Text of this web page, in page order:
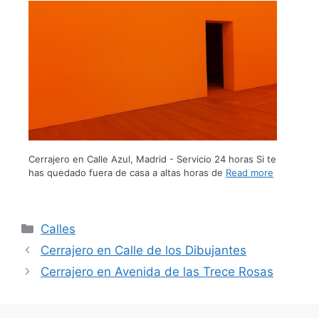
Cerrajero en Calle Azul, Madrid - Servicio 24 horas Si te
has quedado fuera de casa a altas horas de Read more
Calles
Cerrajero en Calle de los Dibujantes
Cerrajero en Avenida de las Trece Rosas